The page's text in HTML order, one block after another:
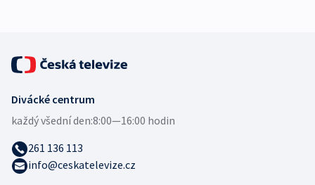
Divácké centrum
každý všední den:8:00—16:00 hodin
261 136 113
info@ceskatelevize.cz